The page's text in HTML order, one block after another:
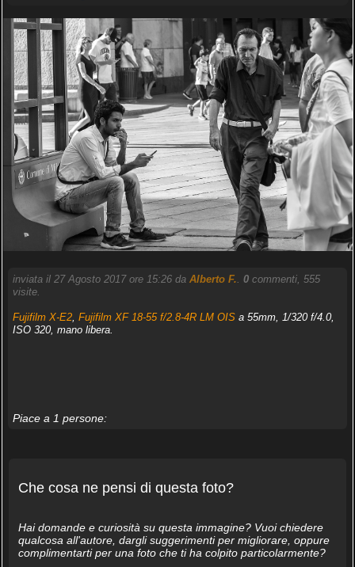
inviata il 27 Agosto 2017 ore 15:26 da Alberto F.. 0commenti, 555
visite.
Fujifilm X-E2, Fujifilm XF 18-55 f/2.8-4R LM OISa 55mm, 1/320 f/4.0,
ISO 320, mano libera.
Piace a 1 persone:
Che cosa ne pensi di questa foto?
Hai domande e curiosità su questa immagine? Vuoi chiedere
qualcosa all'autore, dargli suggerimenti per migliorare, oppure
complimentarti per una foto che ti ha colpito particolarmente?